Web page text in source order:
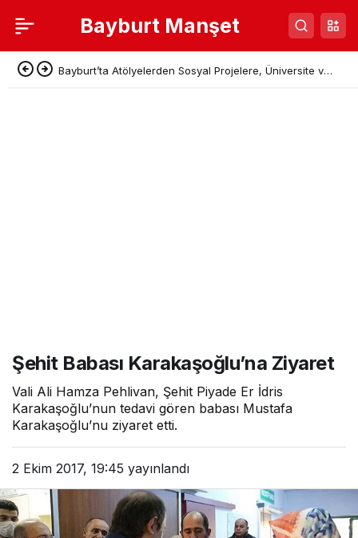
Bayburt Manşet
Bayburt’ta Atölyelerden Sosyal Projelere, Üniversite ve
Şehit Babası Karakaşoğlu’na Ziyaret
Vali Ali Hamza Pehlivan, Şehit Piyade Er İdris
Karakaşoğlu’nun tedavi gören babası Mustafa
Karakaşoğlu’nu ziyaret etti.
2 Ekim 2017, 19:45 yayınlandı